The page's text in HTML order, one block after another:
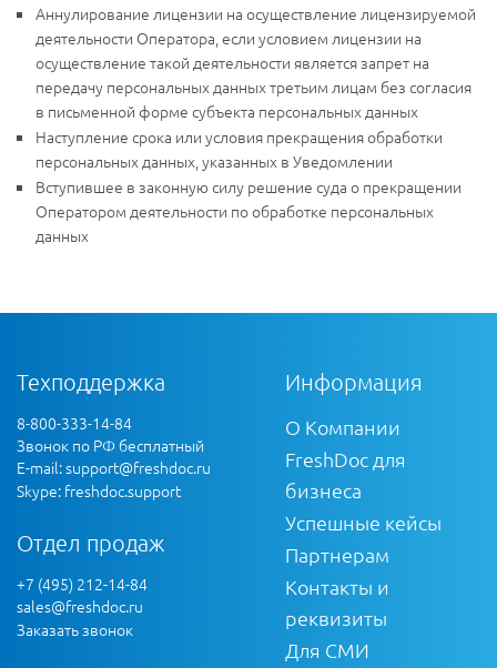
Аннулирование лицензии на осуществление лицензируемой
деятельности Оператора, если условием лицензии на
осуществление такой деятельности является запрет на
передачу персональных данных третьим лицам без согласия
в письменной форме субъекта персональных данных
Наступление срока или условия прекращения обработки
персональных данных, указанных в Уведомлении
Вступившее в законную силу решение суда о прекращении
Оператором деятельности по обработке персональных
данных
Техподдержка
8-800-333-14-84
Звонок по РФ бесплатный
E-mail:support@freshdoc.ru
Skype: freshdoc.support
Отдел продаж
+7 (495) 212-14-84
sales@freshdoc.ru
Заказать звонок
Информация
О Компании
FreshDoc для
бизнеса
Успешные кейсы
Партнерам
Контакты и
реквизиты
Для СМИ